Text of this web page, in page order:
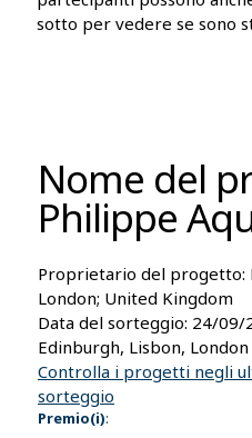
sotto per vedere se sono
Nome del
Philippe
Proprietario del progetto:
London; United Kingdom
Data del sorteggio: 24/09/
Edinburgh, Lisbon, London
Controlla i progetti negli
sorteggio
Premio(i):